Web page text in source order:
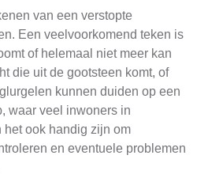
van een verstopte
Een veelvoorkomend teken is
of helemaal niet meer kan
die uit de gootsteen komt, of
kunnen duiden op een
waar veel inwoners in
het ook handig zijn om
en eventuele problemen